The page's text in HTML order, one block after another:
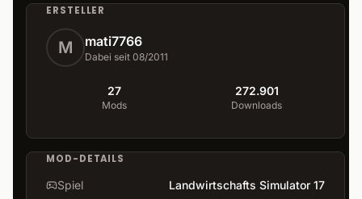
ERSTELLER
M mati7766
Dabei seit 08/2011
27
Mods
272.901
Downloads
MOD-DETAILS
Spiel
Landwirtschafts Simulator 17